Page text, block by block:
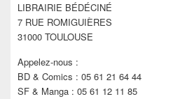
barre
latérale
LIBRAIRIE BÉDÉCINÉ
7 RUE ROMIGUIÈRES
31000 TOULOUSE
Appelez-nous :
BD & Comics : 05 61 21 64 44
SF & Manga : 05 61 12 11 85